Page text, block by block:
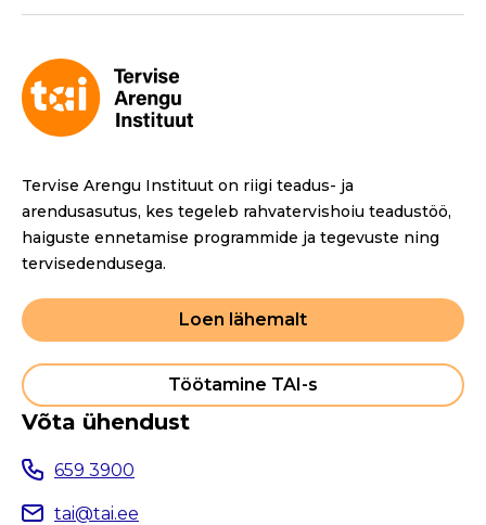
Tervise Arengu Instituut on riigi teadus- ja
arendusasutus, kes tegeleb rahvatervishoiu teadustöö,
haiguste ennetamise programmide ja tegevuste ning
tervisedendusega.
Loen lähemalt
Töötamine TAI-s
Võta ühendust
659 3900
tai@tai.ee